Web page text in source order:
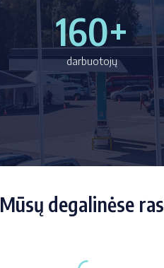
160+
darbuotojų
Mūsų degalinėse